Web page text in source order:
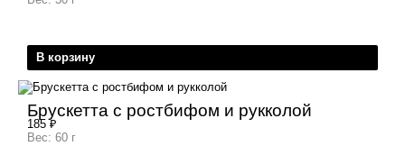
В корзину
Брускетта с ростбифом и рукколой
185₽
Вес: 60 г